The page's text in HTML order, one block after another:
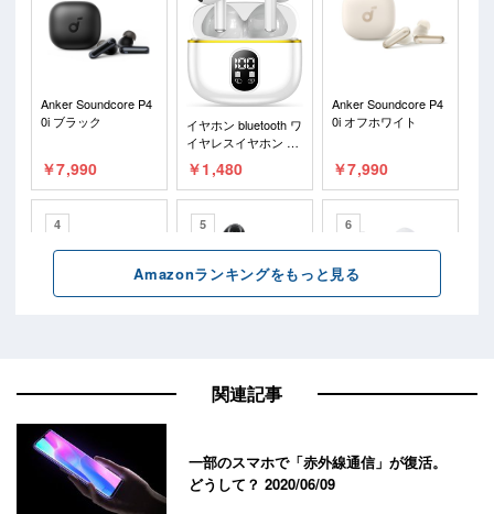
関連記事
一部のスマホで「赤外線通信」が復活。
どうして？2020/06/09